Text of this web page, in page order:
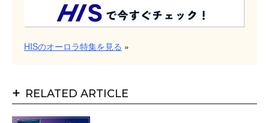
HISのオーロラ特集を見る »
+ RELATED ARTICLE